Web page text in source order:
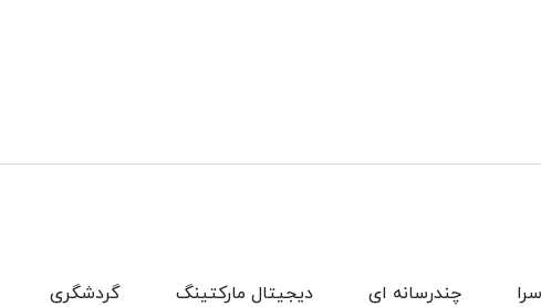
گردشگری دیجیتال مارکتینگ چندرسانه ای